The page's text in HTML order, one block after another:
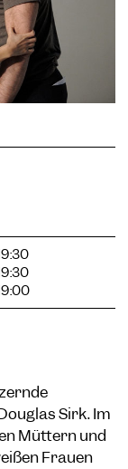
Sirk. Im
Müttern und
Frauen
auf
damit
uns,
Einwilligung
Unten